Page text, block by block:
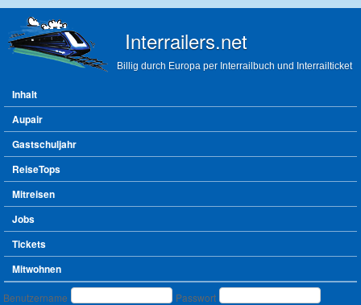
Interrailers.net
Billig durch Europa per Interrailbuch und Interrailticket
Hauptmenü
Inhalt
Aupair
Gastschuljahr
ReiseTops
Mitreisen
Jobs
Tickets
Mitwohnen
Benutzeranmeldung
Benutzername Passwort